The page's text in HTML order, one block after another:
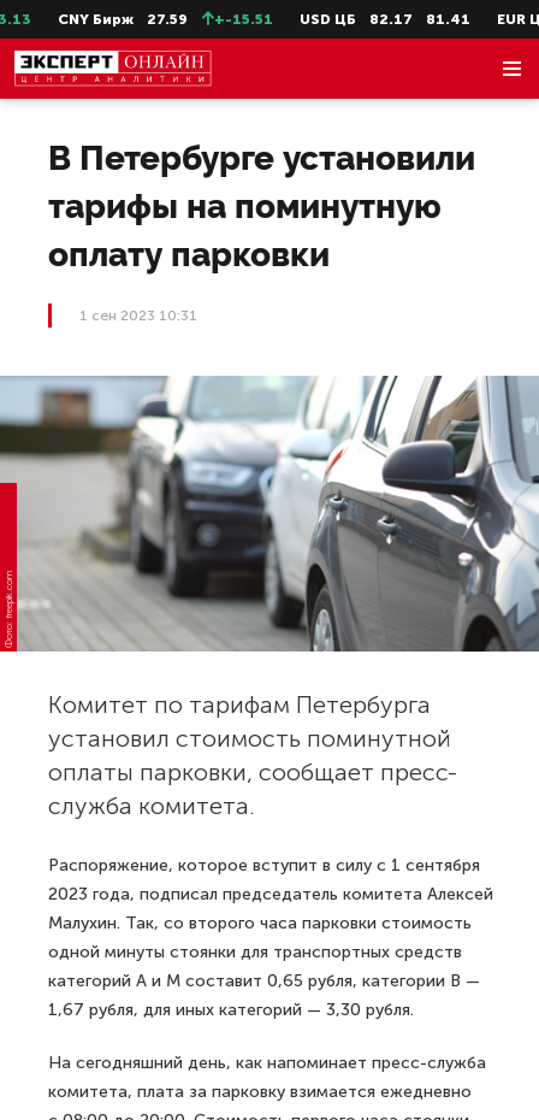
CNY Бирж 27.59 +-15.51 USD ЦБ 82.17 81.41 EUR ЦБ
В Петербурге установили
тарифы на поминутную
оплату парковки
1 сен 2023 10:31
Фото: freepik.com
Комитет по тарифам Петербурга
установил стоимость поминутной
оплаты парковки, сообщает пресс-
служба комитета.
Распоряжение, которое вступит в силу с 1 сентября
2023 года, подписал председатель комитета Алексей
Малухин. Так, со второго часа парковки стоимость
одной минуты стоянки для транспортных средств
категорий А и М составит 0,65 рубля, категории В —
1,67 рубля, для иных категорий — 3,30 рубля.
На сегодняшний день, как напоминает пресс-служба
комитета, плата за парковку взимается ежедневно